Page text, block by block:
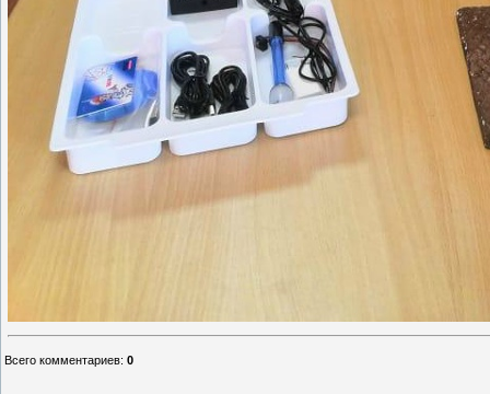
Всего комментариев: 0